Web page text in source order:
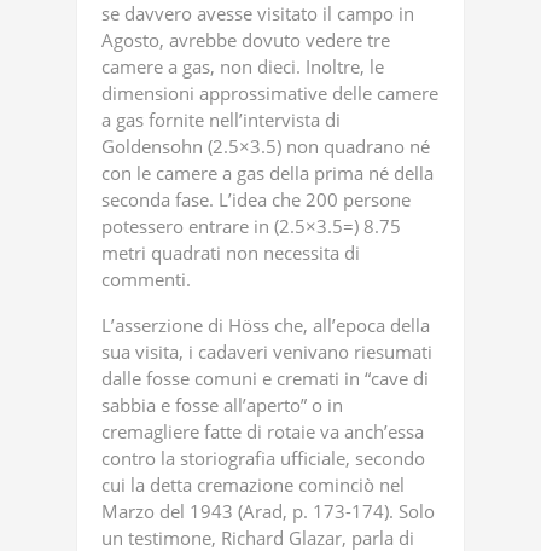
se davvero avesse visitato il campo in
Agosto, avrebbe dovuto vedere tre
camere a gas, non dieci. Inoltre, le
dimensioni approssimative delle camere
a gas fornite nell’intervista di
Goldensohn (2.5×3.5) non quadrano né
con le camere a gas della prima né della
seconda fase. L’idea che 200 persone
potessero entrare in (2.5×3.5=) 8.75
metri quadrati non necessita di
commenti.
L’asserzione di Höss che, all’epoca della
sua visita, i cadaveri venivano riesumati
dalle fosse comuni e cremati in “cave di
sabbia e fosse all’aperto” o in
cremagliere fatte di rotaie va anch’essa
contro la storiografia ufficiale, secondo
cui la detta cremazione cominciò nel
Marzo del 1943 (Arad, p. 173-174). Solo
un testimone, Richard Glazar, parla di